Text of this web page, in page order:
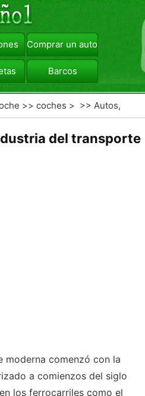
Comprar un automóvil
Barcos
>>coches > >>Autos,
del transporte
moderna comenzó con la
a comienzos del siglo
los ferrocarriles como el